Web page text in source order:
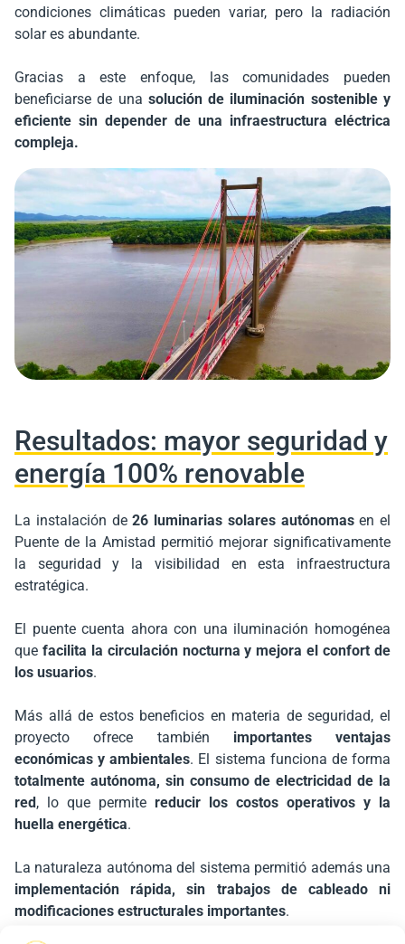
condiciones climáticas pueden variar, pero la radiación
solar es abundante.
Gracias a este enfoque, las comunidades pueden
beneficiarse de una solución de iluminación sostenible y
eficiente sin depender de una infraestructura eléctrica
compleja.
Resultados: mayor seguridad y
energía 100% renovable
La instalación de26 luminarias solares autónomasen el
Puente de la Amistad permitió mejorar significativamente
la seguridad y la visibilidad en esta infraestructura
estratégica.
El puente cuenta ahora con una iluminación homogénea
que facilita la circulación nocturna y mejora el confort de
los usuarios.
Más allá de estos beneficios en materia de seguridad, el
proyecto ofrece también importantes ventajas
económicas y ambientales. El sistema funciona de forma
totalmente autónoma, sin consumo de electricidad de la
red, lo que permite reducir los costos operativos y la
huella energética.
La naturaleza autónoma del sistema permitió además una
implementación rápida, sin trabajos de cableado ni
modificaciones estructurales importantes.